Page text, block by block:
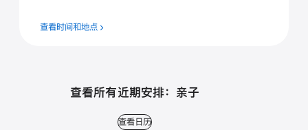
查看时间和地点
查看所有近期安排： 亲子
查看日历